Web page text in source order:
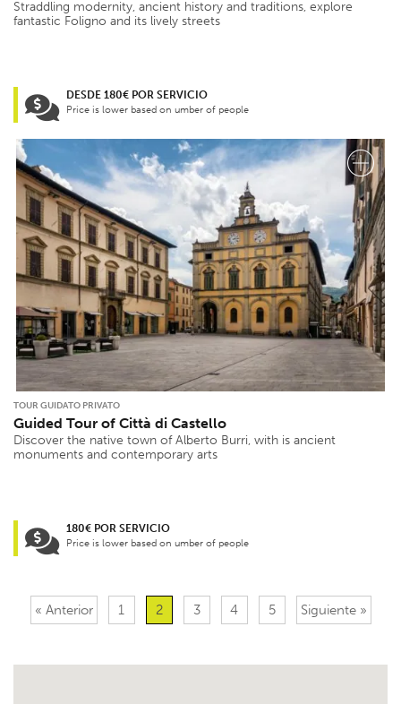
Straddling modernity, ancient history and traditions, explore
fantastic Foligno and its lively streets
DESDE 180€ POR SERVICIO
Price is lower based on umber of people
TOUR GUIDATO PRIVATO
Guided Tour of Città di Castello
Discover the native town of Alberto Burri, with is ancient
monuments and contemporary arts
180€ POR SERVICIO
Price is lower based on umber of people
« Anterior 1 2 3 4 5 Siguiente »